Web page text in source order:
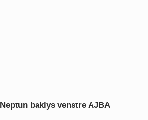
Neptun baklys venstre AJBA